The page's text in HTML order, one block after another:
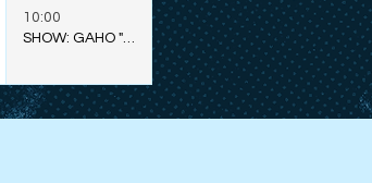
10:00
SHOW: GAHO "TO MARS TOUR" - CURITIBA